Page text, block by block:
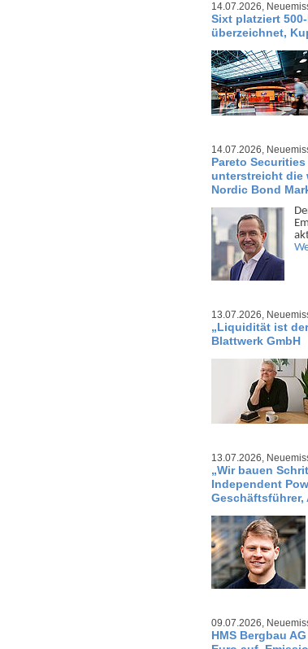
14.07.2026,
Sixt platziert
überzeichnet,
14.07.2026,
Pareto
unterstreicht die
Nordic Bond
13.07.2026,
„Liquidität ist
Blattwerk GmbH
13.07.2026,
„Wir bauen
Independent
Geschäftsführer,
09.07.2026,
HMS Bergbau